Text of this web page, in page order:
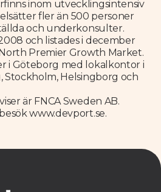
inom utvecklingsintensiv
fler än 500 personer
och underkonsulter.
och listades i december
Premier Growth Market.
i Göteborg med lokalkontor i
Stockholm, Helsingborg och
är FNCA Sweden AB.
www.devport.se.